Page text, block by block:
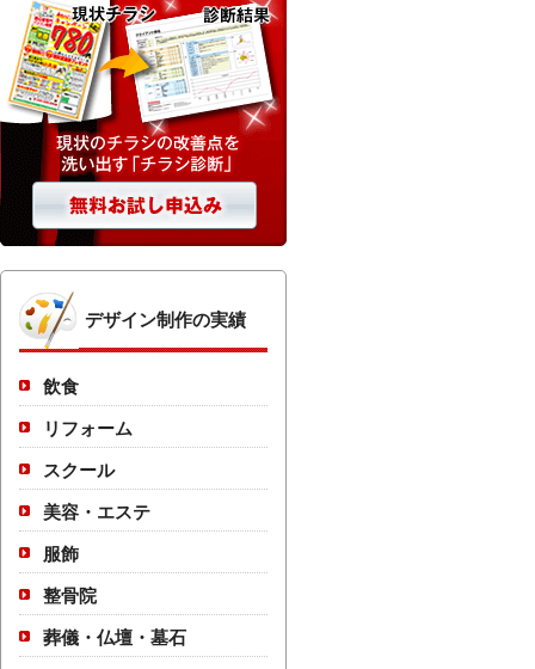
デザイン制作の実績
飲食
リフォーム
スクール
美容・エステ
服飾
整骨院
葬儀・仏壇・墓石